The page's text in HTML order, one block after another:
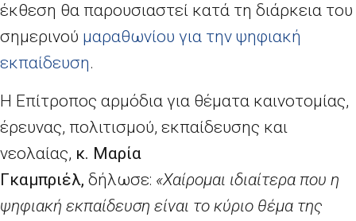
έκθεση θα παρουσιαστεί κατά τη διάρκεια του
σημερινού μαραθωνίου για την ψηφιακή
εκπαίδευση.
Η Επίτροπος αρμόδια για θέματα καινοτομίας,
έρευνας, πολιτισμού, εκπαίδευσης και
νεολαίας, κ. Μαρία
Γκαμπριέλ, δήλωσε: «Χαίρομαι ιδιαίτερα που η
ψηφιακή εκπαίδευση είναι το κύριο θέμα της